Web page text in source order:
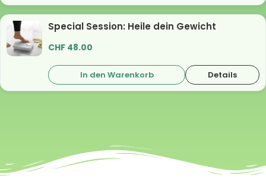
Special Session: Heile dein Gewicht
CHF 48.00
In den Warenkorb Details